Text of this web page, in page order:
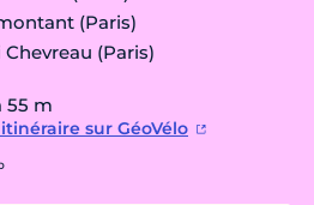
(Paris)
Chevreau (Paris)
55 m
sur GéoVélo